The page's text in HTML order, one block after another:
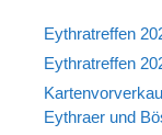
Eythratreffen
Eythratreffen
Eythraer und